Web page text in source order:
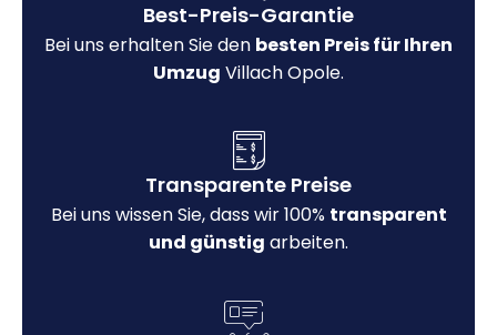
Best-Preis-Garantie
Bei uns erhalten Sie den besten Preis für Ihren
Umzug Villach Opole.
Transparente Preise
Bei uns wissen Sie, dass wir 100% transparent
und günstig arbeiten.